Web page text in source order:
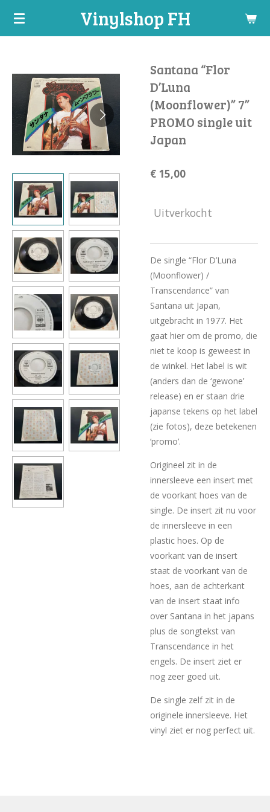
Ga
hoofdinhoud
Vinylshop FH
Santana “Flor
D’Luna
(Moonflower)” 7”
PROMO single uit
Japan
€ 15,00
Uitverkocht
De single “Flor D’Luna
(Moonflower) /
Transcendance” van
Santana uit Japan,
uitgebracht in 1977. Het
gaat hier om de promo, die
niet te koop is geweest in
de winkel. Het label is wit
(anders dan de ‘gewone’
release) en er staan drie
japanse tekens op het label
(zie fotos), deze betekenen
‘promo’.
Origineel zit in de
innersleeve een insert met
de voorkant hoes van de
single. De insert zit nu voor
de innersleeve in een
plastic hoes. Op de
voorkant van de insert
staat de voorkant van de
hoes, aan de achterkant
van de insert staat info
over Santana in het japans
plus de songtekst van
Transcendance in het
engels. De insert ziet er
nog zeer goed uit.
De single zelf zit in de
originele innersleeve. Het
vinyl ziet er nog perfect uit.